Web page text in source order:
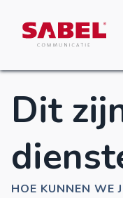
Dit
HOE KUNNEN WE